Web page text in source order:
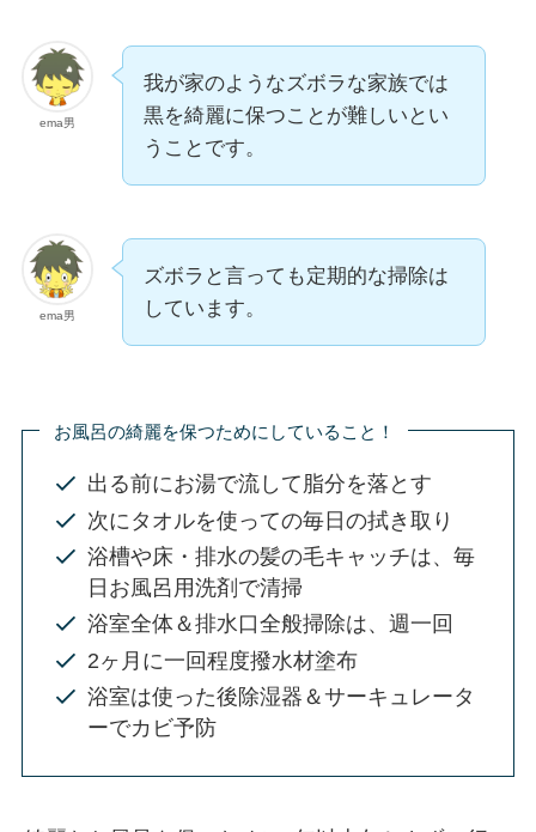
ema男
我が家のようなズボラな家族では
黒を綺麗に保つことが難しいとい
うことです。
ema男
ズボラと言っても定期的な掃除は
しています。
お風呂の綺麗を保つためにしていること！
出る前にお湯で流して脂分を落とす
次にタオルを使っての毎日の拭き取り
浴槽や床・排水の髪の毛キャッチは、毎
日お風呂用洗剤で清掃
浴室全体＆排水口全般掃除は、週一回
2ヶ月に一回程度撥水材塗布
浴室は使った後除湿器＆サーキュレータ
ーでカビ予防